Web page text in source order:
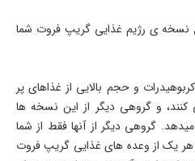
نسخه ­ی رژیم غذایی گریپ فروت شما
و حجم بالایی از غذاهای پر
و گروهی دیگر از این نسخه­ ها
گروهی دیگر از آنها فقط از شما
هر یک از وعده­ های غذایی گریپ فروت